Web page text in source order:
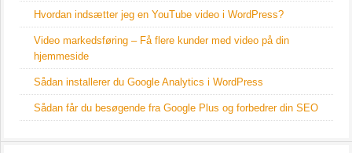
Hvordan indsætter jeg en YouTube video i WordPress?
Video markedsføring – Få flere kunder med video på din
hjemmeside
Sådan installerer du Google Analytics i WordPress
Sådan får du besøgende fra Google Plus og forbedrer din SEO